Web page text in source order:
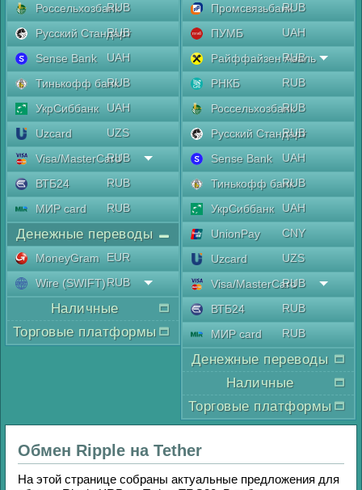
РоссельхозбанкRUB
Русский Стандарт
RUB
Sense Bank
UAH
Тинькофф банкRUB
УкрСиббанк
UAH
Uzcard
UZS
Visa/MasterCard
RUB
ВТБ24
RUB
МИР card
RUB
Денежные переводы
MoneyGram
EUR
Wire (SWIFT)RUB
Наличные
Торговые платформы
ПромсвязьбанкRUB
ПУМБ
UAH
Райффайзен Аваль
RUB
РНКБ
RUB
РоссельхозбанкRUB
Русский Стандарт
RUB
Sense Bank
UAH
Тинькофф банкRUB
УкрСиббанк
UAH
UnionPay
CNY
Uzcard
UZS
Visa/MasterCard
RUB
ВТБ24
RUB
МИР card
RUB
Денежные переводы
Наличные
Торговые платформы
Обмен Ripple на Tether
На этой странице собраны актуальные предложения для